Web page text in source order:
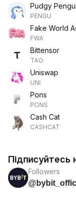
Pudgy
PENGU
Fake World
FWA
Bittensor
TAO
Uniswap
UNI
Pons
PONS
Cash Cat
CASHCAT
Підписуйтесь
Followers